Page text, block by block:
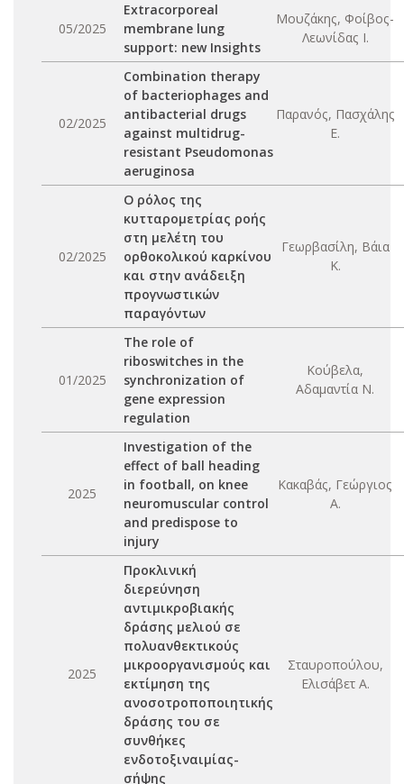
05/2025
Extracorporeal
membrane lung
support: new Insights
Μουζάκης, Φοίβος-
Λεωνίδας Ι.
02/2025
Combination therapy
of bacteriophages and
antibacterial drugs
against multidrug-
resistant Pseudomonas
aeruginosa
Παρανός, Πασχάλης
Ε.
02/2025
Ο ρόλος της
κυτταρομετρίας ροής
στη μελέτη του
ορθοκολικού καρκίνου
και στην ανάδειξη
προγνωστικών
παραγόντων
Γεωρβασίλη, Βάια
Κ.
01/2025
The role of
riboswitches in the
synchronization of
gene expression
regulation
Κούβελα,
Αδαμαντία Ν.
2025
Investigation of the
effect of ball heading
in football, on knee
neuromuscular control
and predispose to
injury
Κακαβάς, Γεώργιος
Α.
2025
Προκλινική
διερεύνηση
αντιμικροβιακής
δράσης μελιού σε
πολυανθεκτικούς
μικροοργανισμούς και
εκτίμηση της
ανοσοτροποποιητικής
δράσης του σε
συνθήκες
ενδοτοξιναιμίας-
σήψης
Σταυροπούλου,
Ελισάβετ Α.